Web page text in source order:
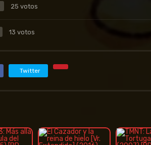
25 votos
13 votos
Twitter